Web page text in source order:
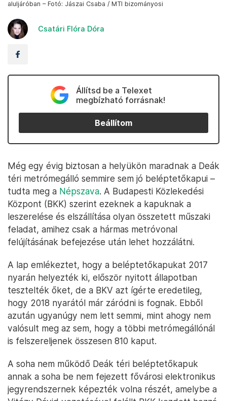
aluljáróban – Fotó: Jászai Csaba / MTI bizományosi
Csatári Flóra Dóra
Állítsd be a Telexet
megbízható forrásnak!
Beállítom
Még egy évig biztosan a helyükön maradnak a Deák
téri metrómegálló semmire sem jó beléptetőkapui –
tudta meg a Népszava. A Budapesti Közlekedési
Központ (BKK) szerint ezeknek a kapuknak a
leszerelése és elszállítása olyan összetett műszaki
feladat, amihez csak a hármas metróvonal
felújításának befejezése után lehet hozzálátni.
A lap emlékeztet, hogy a beléptetőkapukat 2017
nyarán helyezték ki, először nyitott állapotban
tesztelték őket, de a BKV azt ígérte eredetileg,
hogy 2018 nyarától már záródni is fognak. Ebből
azután ugyanúgy nem lett semmi, mint ahogy nem
valósult meg az sem, hogy a többi metrómegállónál
is felszereljenek összesen 810 kaput.
A soha nem működő Deák téri beléptetőkapuk
annak a soha be nem fejezett fővárosi elektronikus
jegyrendszernek képezték volna részét, amelybe a